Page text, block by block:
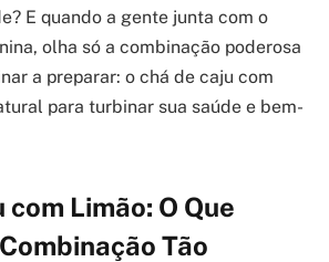
E quando a gente junta com o
olha só a combinação poderosa
a preparar: o chá de caju com
para turbinar sua saúde e bem-
com Limão: O Que
Tão